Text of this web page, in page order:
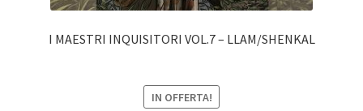
I MAESTRI INQUISITORI VOL.7 – LLAM/SHENKAL
IN OFFERTA!